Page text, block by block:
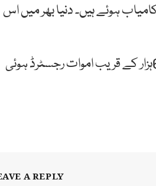
دنیا بھر میں اس
1 لاکھ 65ہزار کے قریب اموات رجسٹرڈ ہوئی
A REPLY